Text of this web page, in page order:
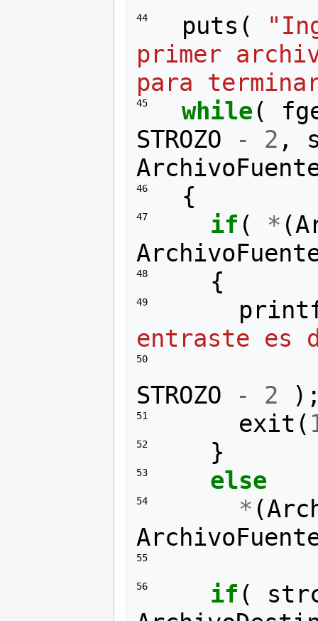
44 puts (
primer
para
45 while (
STROZO
- 2 ,
46 {
47 if ( * (
48 {
49
entraste es
50
STROZO - 2
51 exit (
52 }
53 else
54 * (
55
56 if (